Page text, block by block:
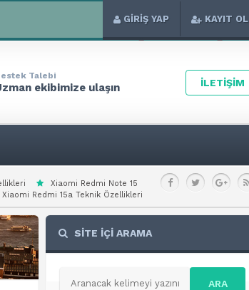
GİRİŞ YAP KAYIT OL
Talebi
ekibimize ulaşın İLETİŞİM
Xiaomi Redmi Note 15
Xiaomi Redmi 15a Teknik Özellikleri
SİTE İÇİ ARAMA
ARA